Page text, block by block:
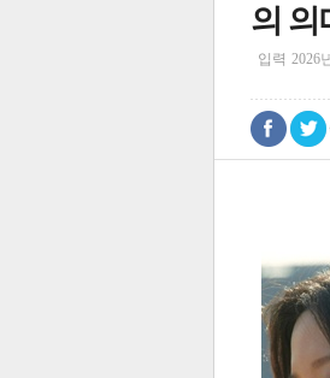
로그
의 의
입력 2026